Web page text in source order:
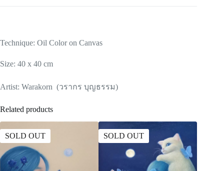
Technique: Oil Color on Canvas
Size: 40 x 40 cm
Artist: Warakorn (วรากร บุญธรรม)
Related products
SOLD OUT SOLD OUT